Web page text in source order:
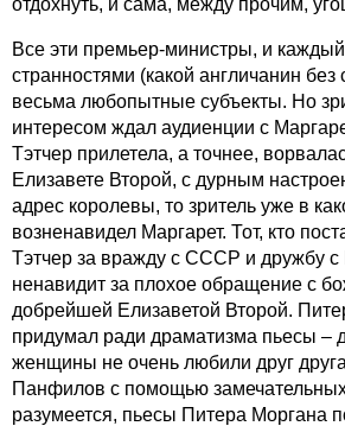
Все эти премьер-министры, и
странностями (какой англичанин без
весьма любопытные субъекты. Но
интересом ждал аудиенции с
Тэтчер прилетела, а точнее,
Елизавете Второй, с дурным
адрес королевы, то зритель уже в
возненавидел Маргарет. Тот, кто
Тэтчер за вражду с СССР и дружбу с
ненавидит за плохое обращение с
добрейшей Елизаветой Второй.
придумал ради драматизма пьесы –
женщины не очень любили друг
Панфилов с помощью замечательных
разумеется, пьесы Питера Моргана